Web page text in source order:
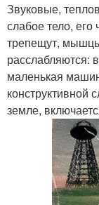
Звуковые,
слабое тело,
трепещут,
расслабляются:
маленькая
конструктивной
земле,